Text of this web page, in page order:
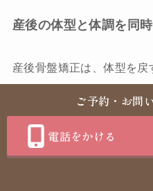
産後の体型と体調を同
産後骨盤矯正は、体型を戻
骨盤を整えることで、腰
改善します。また、姿勢
痛も軽減します。
ご予約・お問
電話をかける